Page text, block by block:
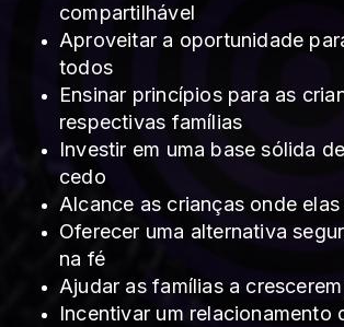
compartilhável
Aproveitar a oportunidade
todos
Ensinar princípios para as
respectivas famílias
Investir em uma base sólida
cedo
Alcance as crianças onde elas
Oferecer uma alternativa
na fé
Ajudar as famílias a
Incentivar um relacionamento